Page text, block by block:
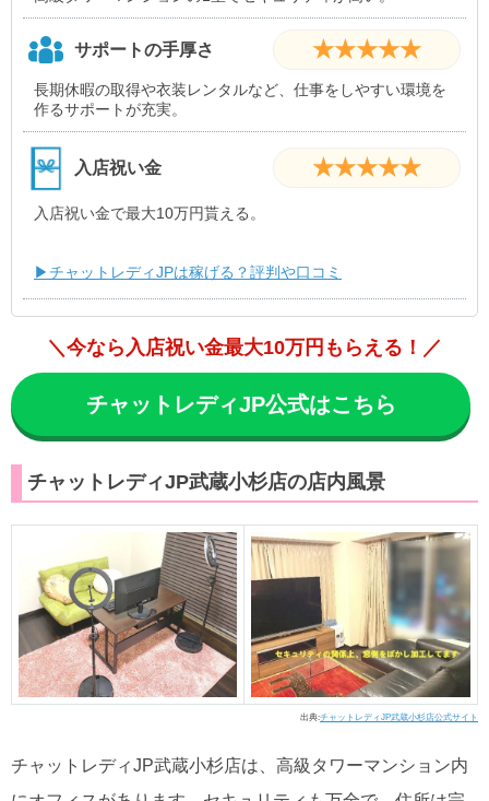
サポートの手厚さ ★★★★★
長期休暇の取得や衣装レンタルなど、仕事をしやすい環境を
作るサポートが充実。
入店祝い金 ★★★★★
入店祝い金で最大10万円貰える。
▶チャットレディJPは稼げる？評判や口コミ
＼今なら入店祝い金最大10万円もらえる！／
チャットレディJP公式はこちら
チャットレディJP武蔵小杉店の店内風景
出典:チャットレディJP武蔵小杉店公式サイト
チャットレディJP武蔵小杉店は、高級タワーマンション内